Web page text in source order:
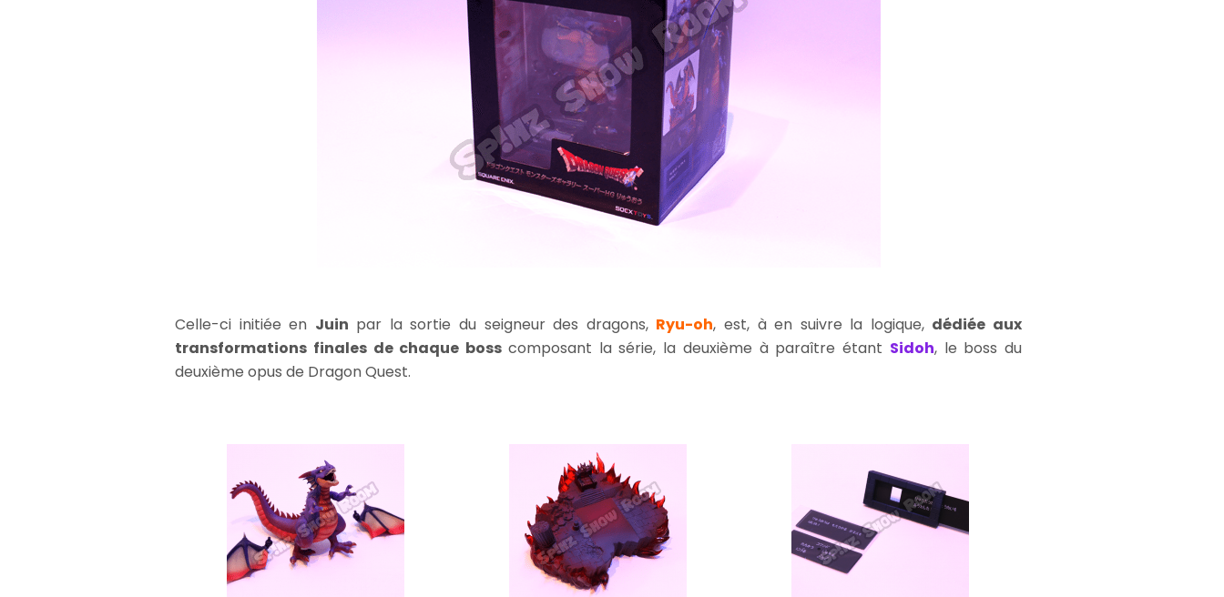
Celle-ci initiée en Juin par la sortie du seigneur des dragons, Ryu-oh, est, à en suivre la logique, dédiée aux
transformations finales de chaque boss composant la série, la deuxième à paraître étant Sidoh, le boss du
deuxième opus de Dragon Quest.